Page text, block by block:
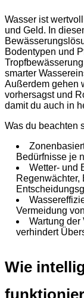
Wasser ist
und Geld. In
Bodentypen und
smarter
Außerdem gehen
vorhersagst und
damit du auch in
Was du beachten
Bedürfnisse je
Wetter- und
Regenwächter,
Vermeidung
Wartung
verhindert
Wie